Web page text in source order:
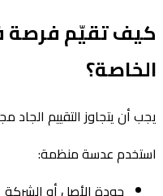
كيف تقيّم فرصة
الخاصة؟
يجب أن يتجاوز التقييم الجاد
استخدم عدسة منظمة: